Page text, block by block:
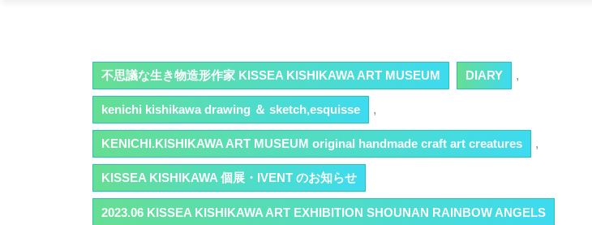
不思議な生き物造形作家 KISSEA KISHIKAWA ART MUSEUM DIARY ,
kenichi kishikawa drawing ＆ sketch,esquisse ,
KENICHI.KISHIKAWA ART MUSEUM original handmade craft art creatures ,
KISSEA KISHIKAWA 個展・IVENT のお知らせ
2023.06 KISSEA KISHIKAWA ART EXHIBITION SHOUNAN RAINBOW ANGELS